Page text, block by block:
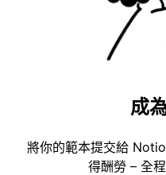
成
將你的範本提交給
得酬勞 – 全